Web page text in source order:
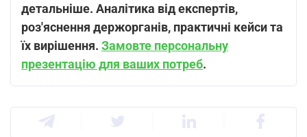
детальніше. Аналітика від експертів,
роз'яснення держорганів, практичні кейси та
їх вирішення. Замовте персональну
презентацію для ваших потреб.